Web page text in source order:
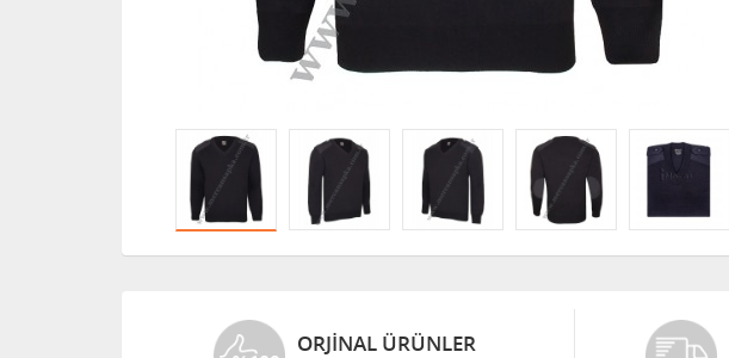
ORJINAL ÜRÜNLER